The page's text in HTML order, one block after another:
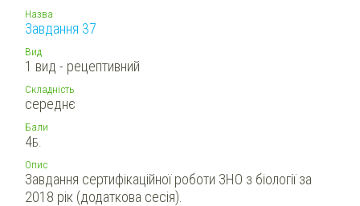
Назва
Завдання 37
Вид
1 вид - рецептивний
Складність
середнє
Бали
4Б.
Опис
Завдання сертифікаційної роботи ЗНО з біології за
2018 рік (додаткова сесія).